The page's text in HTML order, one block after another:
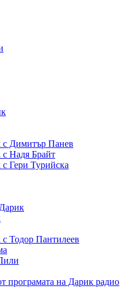
с Димитър Панев
с Надя Брайт
Гери Турийска
Тодор Пантилеев
програмата на Дарик радио